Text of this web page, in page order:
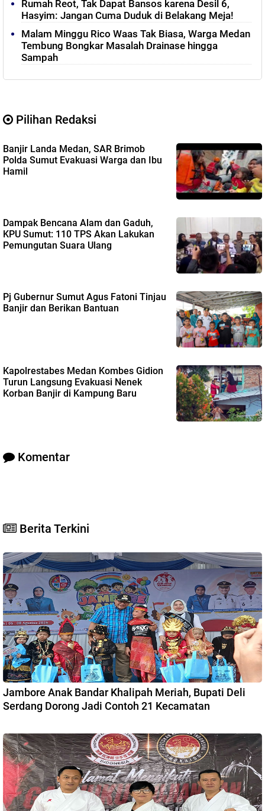
Rumah Reot, Tak Dapat Bansos karena Desil 6,
Hasyim: Jangan Cuma Duduk di Belakang Meja!
Malam Minggu Rico Waas Tak Biasa, Warga Medan
Tembung Bongkar Masalah Drainase hingga
Sampah
Pilihan Redaksi
Banjir Landa Medan, SAR Brimob
Polda Sumut Evakuasi Warga dan Ibu
Hamil
Dampak Bencana Alam dan Gaduh,
KPU Sumut: 110 TPS Akan Lakukan
Pemungutan Suara Ulang
Pj Gubernur Sumut Agus Fatoni Tinjau
Banjir dan Berikan Bantuan
Kapolrestabes Medan Kombes Gidion
Turun Langsung Evakuasi Nenek
Korban Banjir di Kampung Baru
Komentar
Berita Terkini
Jambore Anak Bandar Khalipah Meriah, Bupati Deli
Serdang Dorong Jadi Contoh 21 Kecamatan